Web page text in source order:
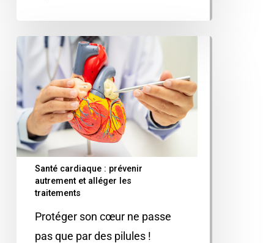
Santé cardiaque : prévenir
autrement et alléger les
traitements
Protéger son cœur ne passe
pas que par des pilules !